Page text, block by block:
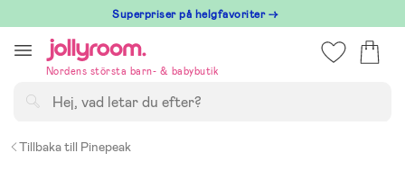
till
innehållet
Superpriser på helgfavoriter →
Nordens största barn- & babybutik
Tillbaka till Pinepeak